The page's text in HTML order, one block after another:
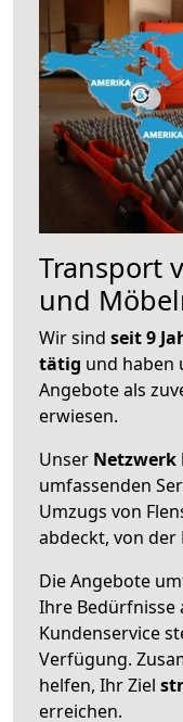
Transport
und
Wir sind seit 9
tätig und haben
Angebote als
erwiesen.
Unser Netzwerk
umfassenden
Umzugs von
abdeckt, von der
Die Angebote
Ihre Bedürfnisse
Kundenservice
Verfügung.
helfen, Ihr Ziel
erreichen.